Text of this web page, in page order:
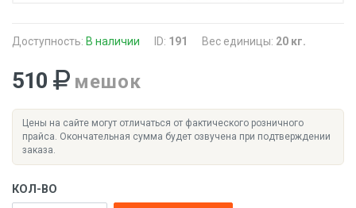
Доступность: В наличии ID: 191 Вес единицы: 20 кг.
510 мешок
Цены на сайте могут отличаться от фактического розничного
прайса. Окончательная сумма будет озвучена при подтверждении
заказа.
КОЛ-ВО